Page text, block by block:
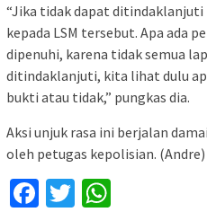
“Jika tidak dapat
kepada LSM tersebut. Apa ada
dipenuhi, karena tidak semua
ditindaklanjuti, kita lihat dulu
bukti atau tidak,” pungkas dia.
Aksi unjuk rasa ini berjalan
oleh petugas kepolisian. (Andre)
Facebook
Twitter